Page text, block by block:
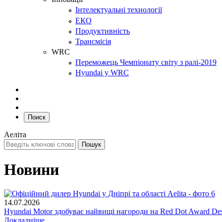
Інтелектуальні технології
ЕКО
Продуктивність
Трансмісія
WRC
Переможець Чемпіонату світу з ралі-2019
Hyundai у WRC
Поиск
Аеліта
Новини
14.07.2026
Hyundai Motor здобуває найвищі нагороди на Red Dot Award